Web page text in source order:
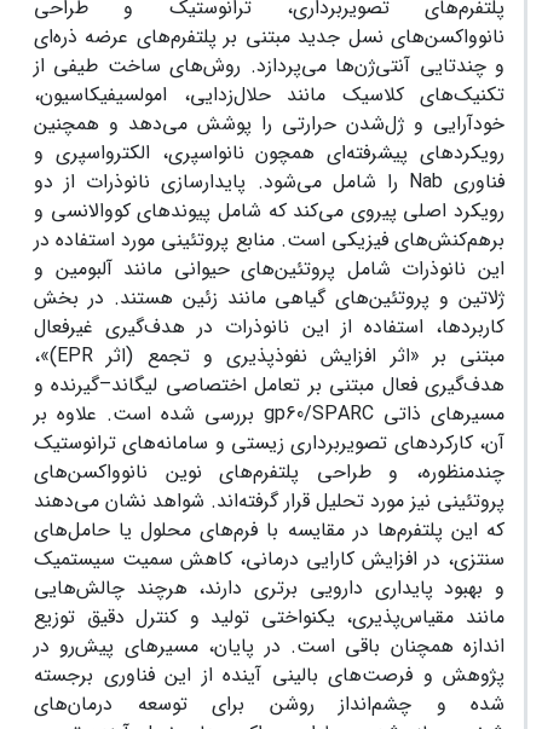
پلتفرم‌های تصویربرداری، ترانوستیک و طراحی
نانوواکسن‌های نسل جدید مبتنی بر پلتفرم‌های عرضه ذره‌ای
و چندتایی آنتی‌ژن‌ها می‌پردازد. روش‌های ساخت طیفی از
تکنیک‌های کلاسیک مانند حلال‌زدایی، امولسیفیکاسیون،
خودآرایی و ژل‌شدن حرارتی را پوشش می‌دهد و همچنین
رویکردهای پیشرفته‌ای همچون نانواسپری، الکترواسپری و
فناوری Nab را شامل می‌شود. پایدارسازی نانوذرات از دو
رویکرد اصلی پیروی می‌کند که شامل پیوندهای کووالانسی و
برهم‌کنش‌های فیزیکی است. منابع پروتئینی مورد استفاده در
این نانوذرات شامل پروتئین‌های حیوانی مانند آلبومین و
ژلاتین و پروتئین‌های گیاهی مانند زئین هستند. در بخش
کاربردها، استفاده از این نانوذرات در هدف‌گیری غیرفعال
مبتنی بر «اثر افزایش نفوذپذیری و تجمع (اثر EPR)»،
هدف‌گیری فعال مبتنی بر تعامل اختصاصی لیگاند–گیرنده و
مسیرهای ذاتی gp60/SPARC بررسی شده است. علاوه بر
آن، کارکردهای تصویربرداری زیستی و سامانه‌های ترانوستیک
چندمنظوره، و طراحی پلتفرم‌های نوین نانوواکسن‌های
پروتئینی نیز مورد تحلیل قرار گرفته‌اند. شواهد نشان می‌دهند
که این پلتفرم‌ها در مقایسه با فرم‌های محلول یا حامل‌های
سنتزی، در افزایش کارایی درمانی، کاهش سمیت سیستمیک
و بهبود پایداری دارویی برتری دارند، هرچند چالش‌هایی
مانند مقیاس‌پذیری، یکنواختی تولید و کنترل دقیق توزیع
اندازه همچنان باقی است. در پایان، مسیرهای پیش‌رو در
پژوهش و فرصت‌های بالینی آینده از این فناوری برجسته
شده و چشم‌انداز روشن برای توسعه درمان‌های